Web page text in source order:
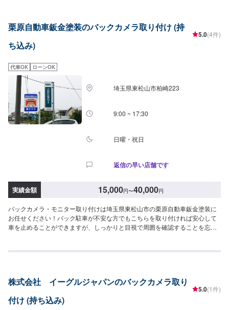
望の方はオファーにて、車種情報と持ち込みパーツの詳細をお送りくださ
い。店頭でのパーツのご購入をご希望の方も車種情報と購入希望の旨をオフ
ァー備考欄に誤入力ください。<代車について>代車をご用意しています。お
いております。<定休日・営業時間>定休日：年中無休（大型連休のみ休み）
営業時間：9:00~21:00<輸入車のご注意>修理作業時に部品が必要な場合、一
般的に国内に流通している部品以外は本国取り寄せとなるため、作業完了ま
でにお時間をいただく場合がございます。また車の性質上、追加部品・作業
が必要となるケースがあり、その場合は都度ご連絡をさせていただきます。
栗原自動車鈑金塗装のバックカメラ取り付け (持
ち込み)
5.0(4件)
代車OK ローンOK
埼玉県東松山市柏崎223
9:00 ~ 17:30
日曜・祝日
返信の早い店舗です
実績金額 15,000円〜40,000円
バックカメラ・モニター取り付けは埼玉県東松山市の栗原自動車鈑金塗装に
お任せください！バック駐車が不安な方でもこちらを取り付ければ安心して
車を止めることができますが、しっかりと目視で周囲を確認することを忘れ
「親切・丁寧・誠意」をモットーに日々対応させていただいております。専
やカスタムなどのサービスもご提供しております。保険代理店業務にも力を
入れ、お客様のカーライフを幅広く支えてまいります。オイル交換や車検、
タイヤ交換などの基本的な車のメンテナンスも承っておりますのでお困りの
株式会社 イーグルジャパンのバックカメラ取り
付け (持ち込み)
5.0(1件)